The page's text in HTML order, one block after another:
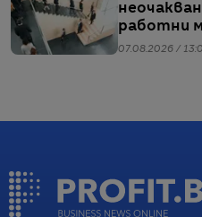
работни
07.08.2026 /